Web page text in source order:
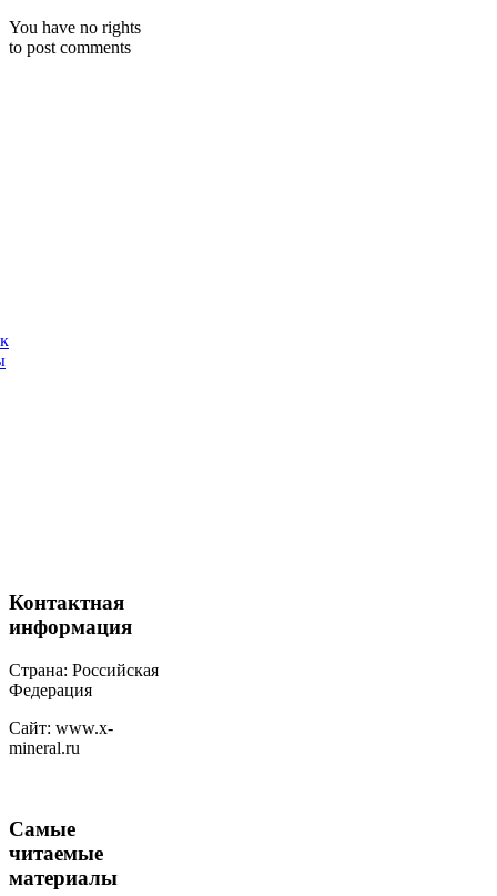
You have no rights
to post comments
Контактная
информация
Страна: Российская
Федерация
Сайт: www.x-
mineral.ru
Самые
читаемые
материалы